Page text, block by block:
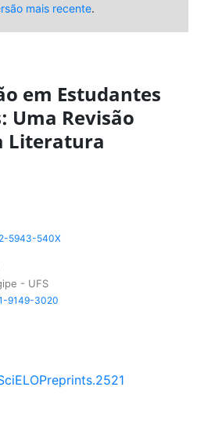
mais recente.
em Estudantes
Uma Revisão
Literatura
5943-540X
- UFS
9149-3020